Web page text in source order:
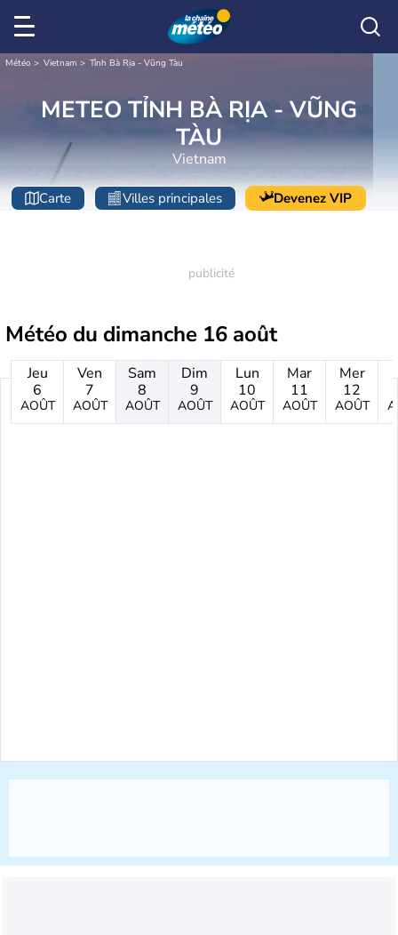
Météo Vietnam Tỉnh Bà Rịa - Vũng Tàu
METEO TỈNH BÀ RỊA - VŨNG
TÀU
Vietnam
Carte Villes principales Devenez VIP
Météo du dimanche 16 août
Jeu
6
AOÛT
Ven
7
AOÛT
Sam
8
AOÛT
Dim
9
AOÛT
Lun
10
AOÛT
Mar
11
AOÛT
Mer
12
AOÛT